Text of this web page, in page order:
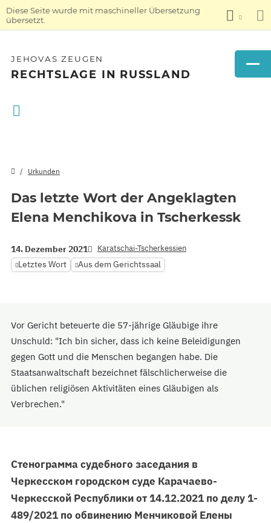
Diese Seite wurde mit maschineller Übersetzung
übersetzt.
JEHOVAS ZEUGEN
RECHTSLAGE IN RUSSLAND
Urkunden
Das letzte Wort der Angeklagten
Elena Menchikova in Tscherkessk
14. Dezember 2021 Karatschai-Tscherkessien
Letztes Wort Aus dem Gerichtssaal
Vor Gericht beteuerte die 57-jährige Gläubige ihre
Unschuld: "Ich bin sicher, dass ich keine Beleidigungen
gegen Gott und die Menschen begangen habe. Die
Staatsanwaltschaft bezeichnet fälschlicherweise die
üblichen religiösen Aktivitäten eines Gläubigen als
Verbrechen."
Стенограмма судебного заседания в
Черкесском городском суде Карачаево-
Черкесской Республики от 14.12.2021 по делу 1-
489/2021 по обвинению Менчиковой Елены